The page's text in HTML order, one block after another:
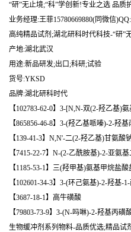
“研”无止境;“科”学创新!专业之选 品
业务经理:王菲15780669880(同微信
高纯精品试剂;湖北研科时代科技-“研”
产地:湖北武汉
用途:新品研发;出口;科研;试验
货号:YKSD
品牌:湖北研科时代
【102783-62-0】3-[N,N-双(2-羟乙基)
【865856-46-8】3-(羟乙基哌嗪)-2-羟
【139-41-3】N,N'-二(2-羟乙基)甘氨酸
【7415-22-7】N-(2-乙酰胺基)-2-亚氨
【1185-53-1】三(羟甲基)氨基甲烷盐酸
【102601-34-3】3-(环己氨基)-2-羟基-
【3687-18-1】高牛磺酸
【79803-73-9】3-(N-吗啉)-2-羟基丙磺
生物缓冲剂系列物料-品质优选;精品